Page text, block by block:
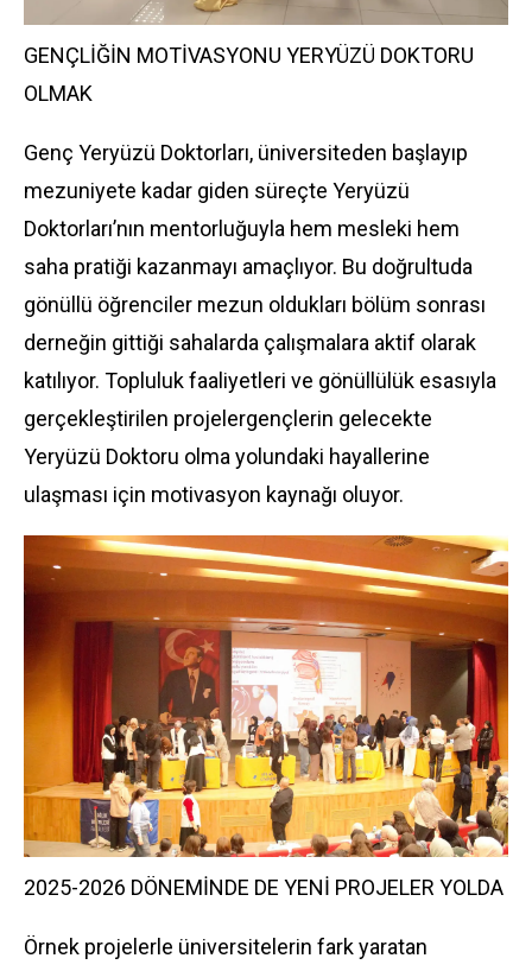
GENÇLİĞİN MOTİVASYONU YERYÜZÜ DOKTORU
OLMAK
Genç Yeryüzü Doktorları, üniversiteden başlayıp
mezuniyete kadar giden süreçte Yeryüzü
Doktorları’nın mentorluğuyla hem mesleki hem
saha pratiği kazanmayı amaçlıyor. Bu doğrultuda
gönüllü öğrenciler mezun oldukları bölüm sonrası
derneğin gittiği sahalarda çalışmalara aktif olarak
katılıyor. Topluluk faaliyetleri ve gönüllülük esasıyla
gerçekleştirilen projelergençlerin gelecekte
Yeryüzü Doktoru olma yolundaki hayallerine
ulaşması için motivasyon kaynağı oluyor.
2025-2026 DÖNEMİNDE DE YENİ PROJELER YOLDA
Örnek projelerle üniversitelerin fark yaratan